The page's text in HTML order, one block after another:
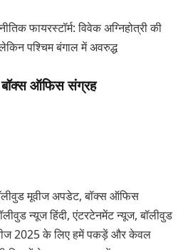
फायरस्टॉर्म: विवेक अग्निहोत्री की
लेकिन पश्चिम बंगाल में अवरुद्ध
ऑफिस संग्रह
मूवीज अपडेट, बॉक्स ऑफिस
न्यूज हिंदी, एंटरटेनमेंट न्यूज, बॉलीवुड
2025 के लिए हमें पकड़ें और केवल